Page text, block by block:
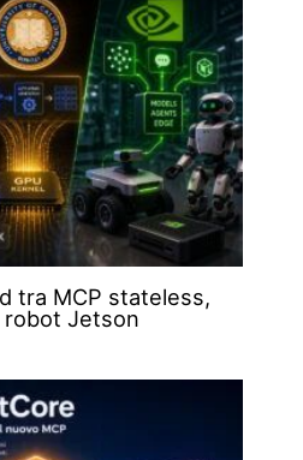
tra MCP stateless,
Jetson